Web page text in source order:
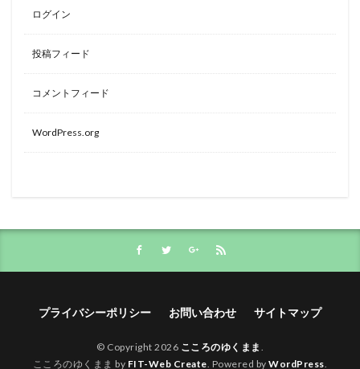
ログイン
投稿フィード
コメントフィード
WordPress.org
プライバシーポリシー お問い合わせ サイトマップ
© Copyright 2026 こころのゆくまま
こころのゆくまま by FIT-Web Create . Powered byWordPress